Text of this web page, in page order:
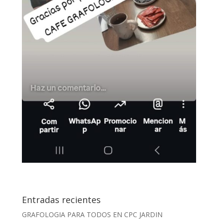
Entradas recientes
GRAFOLOGIA PARA TODOS EN CPC JARDIN